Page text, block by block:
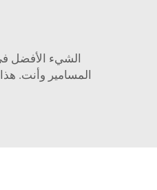
الشيء الأفضل
المسامير وأنت.